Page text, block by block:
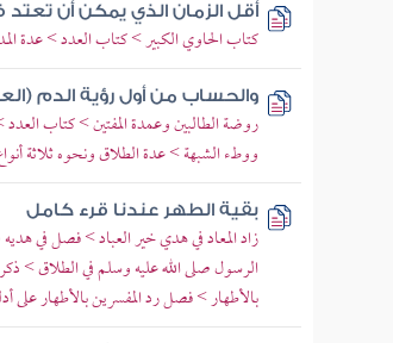
أقل الزمان الذي يمكن أن تعتد
كتاب الحاوي الكبير > كتاب العدد > عدة
والحساب من أول رؤية الدم
روضة الطالبين وعمدة المفتين > كتاب
ووطء الشبهة > عدة الطلاق ونحوه ثلاثة
بقية الطهر عندنا قرء كامل
زاد المعاد في هدي خير العباد > فصل في
الرسول صلى الله عليه وسلم في الطلاق >
بالأطهار > فصل رد المفسرين بالأطهار على